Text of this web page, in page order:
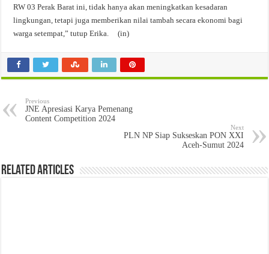
RW 03 Perak Barat ini, tidak hanya akan meningkatkan kesadaran
lingkungan, tetapi juga memberikan nilai tambah secara ekonomi bagi
warga setempat,” tutup Erika. (in)
Previous
JNE Apresiasi Karya Pemenang
Content Competition 2024
Next
PLN NP Siap Sukseskan PON XXI
Aceh-Sumut 2024
Related Articles